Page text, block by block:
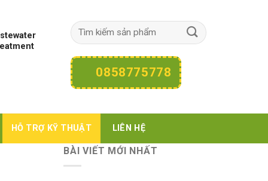
0858775778
HỖ TRỢ KỸ THUẬT LIÊN HỆ
BÀI VIẾT MỚI NHẤT